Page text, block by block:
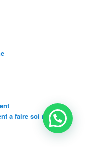
a faire soi meme